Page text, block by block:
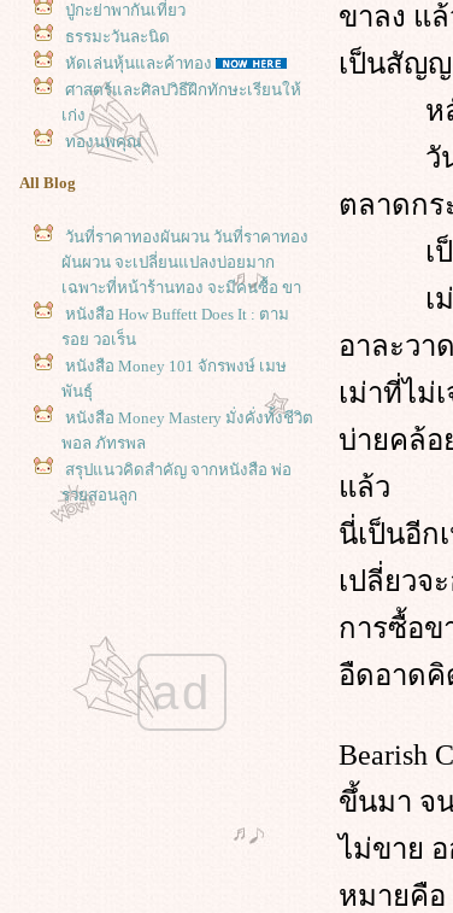
ปู่กะย่าพากันเที่ยว
ธรรมะวันละนิด
หัดเล่นหุ้นและค้าทอง
ศาสตร์และศิลปวิธีฝึกทักษะเรียนให้
เก่ง
ทองนพคุณ
All Blog
วันที่ราคาทองผันผวน วันที่ราคาทอง
ผันผวน จะเปลี่ยนแปลงบ่อยมาก
เฉพาะที่หน้าร้านทอง จะมีคนซื้อ ขา
หนังสือ How Buffett Does It : ตาม
รอย วอเร็น
หนังสือ Money 101 จักรพงษ์ เมษ
พันธุ์
หนังสือ Money Mastery มั่งคั่งทั้งชีวิต
พอล ภัทรพล
สรุปแนวคิดสำคัญ จากหนังสือ พ่อ
รวยสอนลูก
#เงินต่อเงิน #พรรณีเกษกมล
ช้ค่า P/E เป็นตัวตัดสินใจ
การลงทุนแบบเน้นคุณค่า
ความเสี่ยงการเล่นหุ้น
ทำไมต้องเล่นหุ้น ฝากธนาคารดีกว่า
ad
ขาลง แ
เป็นสัญ
หลังจา
วันดีคื
ตลาดกร
เป็นไ
เม่าหล
อาละวา
เม่าที่ไม่
บ่ายคล้อ
ล้ว
นี่เป็นอีก
เปลี่ยวจ
การซื้อข
อืดอาด
Bearish
ขึ้นมา จ
ไม่ขาย
หมายคื